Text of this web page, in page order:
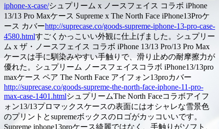
iphone-x-case/シュプリーム x ノースフェイス コラボ iPhone
13/13 Pro Maxケース Supreme x The North Face iPhone13Proケ
ース カバーhttp://suprecase.co/goods-supreme-iphone-13-pro-case-
4580.htmlすごくかっこいい外観に仕上げました。シュプリー
ム x ザ・ノースフェイス コラボ iPhone 13/13 Pro/13 Pro Max
ケースは手に馴染みやすい手触りで、滑り止めの耐摩擦力が
優れた。シュプリーム ノースフェイスコラボ iPhone13/13pro
maxケース ペア The North Face アイフォン13proカバー
http://suprecase.co/goods-supreme-the-north-face-iphone-11-pro-
max-case-1401.htmlシュプリームThe North Faceコラボアイフ
ォン13/13プロマックスケースの表面にはオシャレな雪景色
のプリントとsupremeボックスのロゴがカッコいいです。
Supreme iphone13proケース綺麗ではなく、手触りがソフト、